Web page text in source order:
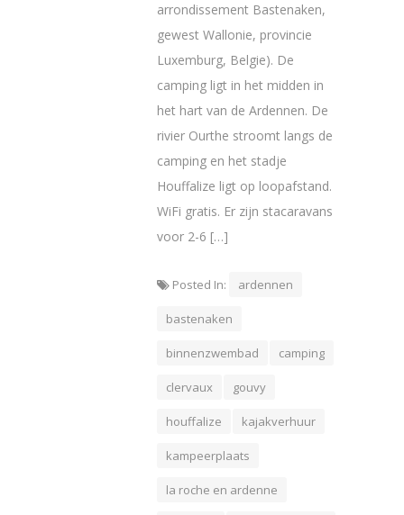
arrondissement Bastenaken,
gewest Wallonie, provincie
Luxemburg, Belgie). De
camping ligt in het midden in
het hart van de Ardennen. De
rivier Ourthe stroomt langs de
camping en het stadje
Houffalize ligt op loopafstand.
WiFi gratis. Er zijn stacaravans
voor 2-6 […]
Posted In: ardennen
bastenaken
binnenzwembad camping
clervaux gouvy
houffalize kajakverhuur
kampeerplaats
la roche en ardenne